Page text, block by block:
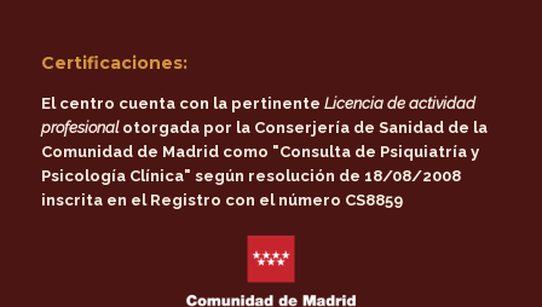
Certificaciones:
El centro cuenta con la pertinente Licencia de actividad
profesionalotorgada por la Conserjería de Sanidad de la
Comunidad de Madridcomo "Consulta de Psiquiatría y
Psicología Clínica" según resolución de 18/08/2008
inscrita en el Registro con el número CS8859